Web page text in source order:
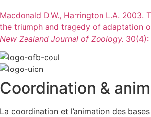
Macdonald D.W., Harrington L.A. 2003.
the triumph and tragedy of adaptation
New Zealand Journal of Zoology. 30(4):
Coordination &
La coordination et l’animation des